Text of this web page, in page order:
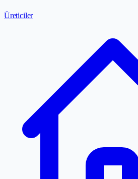
Üreticiler